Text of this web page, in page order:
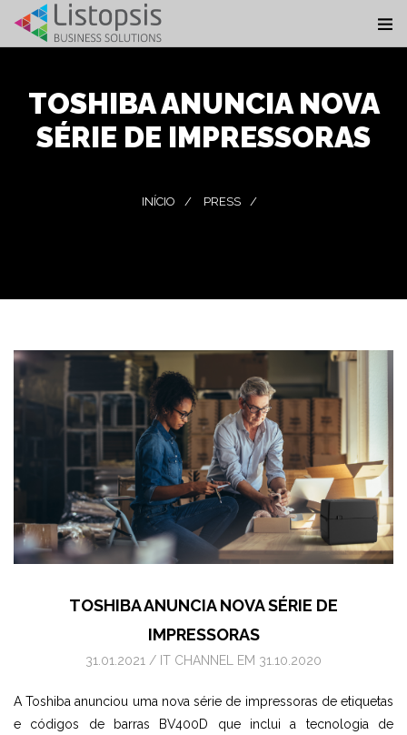
TOSHIBA ANUNCIA NOVA
SÉRIE DE IMPRESSORAS
INÍCIO PRESS
TOSHIBA ANUNCIA NOVA SÉRIE DE
IMPRESSORAS
31.01.2021 / IT CHANNEL EM 31.10.2020
A Toshiba anunciou uma nova série de impressoras de etiquetas
e códigos de barras BV400D que inclui a tecnologia de